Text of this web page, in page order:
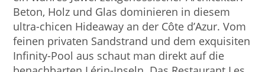
Beton, Holz und Glas dominieren in diesem
ultra-chicen Hideaway an der Côte d’Azur. Vom
feinen privaten Sandstrand und dem exquisiten
Infinity-Pool aus schaut man direkt auf die